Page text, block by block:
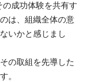
の成功体験を共有す
は、組織全体の意
いかと感じまし
の取組を先導した
。